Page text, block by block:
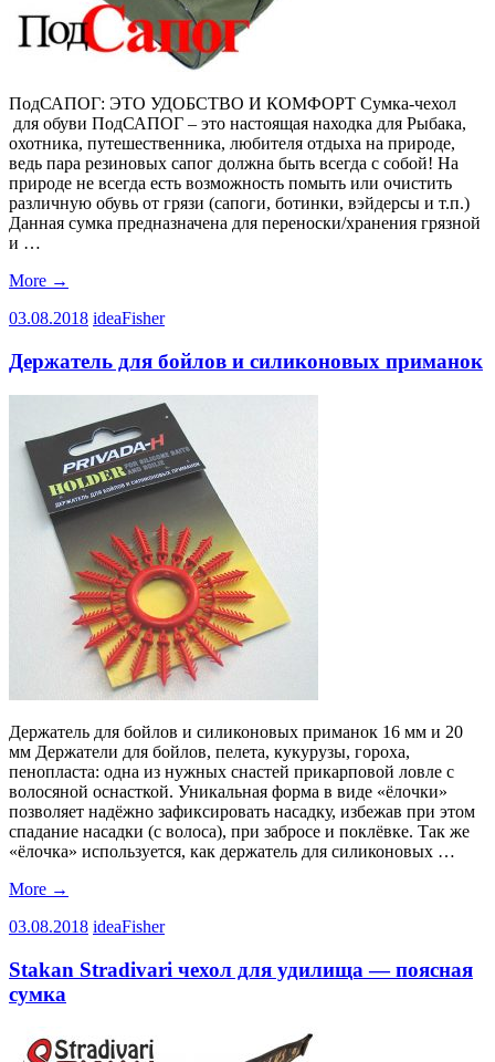
ПодСАПОГ: ЭТО УДОБСТВО И КОМФОРТ Сумка-чехол
для обуви ПодСАПОГ – это настоящая находка для Рыбака,
охотника, путешественника, любителя отдыха на природе,
ведь пара резиновых сапог должна быть всегда с собой! На
природе не всегда есть возможность помыть или очистить
различную обувь от грязи (сапоги, ботинки, вэйдерсы и т.п.)
Данная сумка предназначена для переноски/хранения грязной
и …
More →
03.08.2018 ideaFisher
Держатель для бойлов и силиконовых приманок
Держатель для бойлов и силиконовых приманок 16 мм и 20
мм Держатели для бойлов, пелета, кукурузы, гороха,
пенопласта: одна из нужных снастей прикарповой ловле с
волосяной оснасткой. Уникальная форма в виде «ёлочки»
позволяет надёжно зафиксировать насадку, избежав при этом
спадание насадки (с волоса), при забросе и поклёвке. Так же
«ёлочка» используется, как держатель для силиконовых …
More →
03.08.2018 ideaFisher
Stakan Stradivari чехол для удилища — поясная
сумка